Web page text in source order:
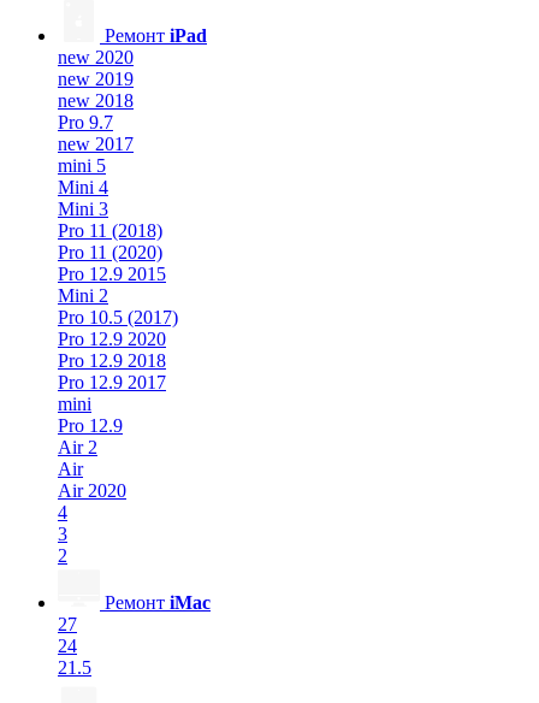
Ремонт iPad
new 2020
new 2019
new 2018
Pro 9.7
new 2017
mini 5
Mini 4
Mini 3
Pro 11 (2018)
Pro 11 (2020)
Pro 12.9 2015
Mini 2
Pro 10.5 (2017)
Pro 12.9 2020
Pro 12.9 2018
Pro 12.9 2017
mini
Pro 12.9
Air 2
Air
Air 2020
4
3
2
Ремонт iMac
27
24
21.5